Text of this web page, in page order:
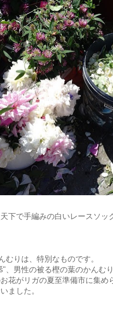
下で手編みの白いレースソッ
むりは、特別なものです。
、男性の被る樫の葉のかんむ
花がリガの夏至準備市に集め
ました。